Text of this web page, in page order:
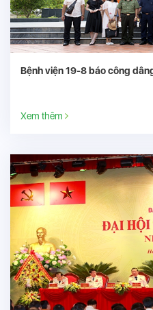
Bệnh viện 19-8 báo công
Xem thêm
THÔNG TIN BỆNH
Số 9, đường Trần
Nội
0243.837.3747